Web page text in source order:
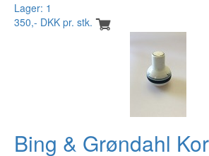
Lager: 1
350,- DKK pr. stk.
Bing & Grøndahl